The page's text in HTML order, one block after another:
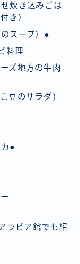
炊き込みごは
き）
スープ）●
料理
ズ地方の牛肉
豆のサラダ）
●
ラビア館でも紹